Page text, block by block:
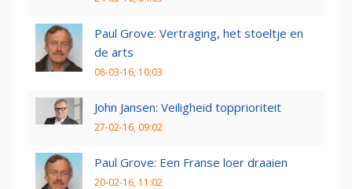
Paul Grove: Vertraging, het stoeltje en
de arts
08-03-16, 10:03
John Jansen: Veiligheid topprioriteit
27-02-16, 09:02
Paul Grove: Een Franse loer draaien
20-02-16, 11:02